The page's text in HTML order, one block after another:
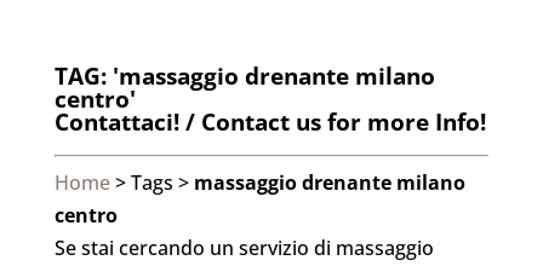
TAG: 'massaggio drenante milano
centro'
Contattaci! / Contact us for more Info!
Home> Tags > massaggio drenante milano
centro
Se stai cercando un servizio di massaggio